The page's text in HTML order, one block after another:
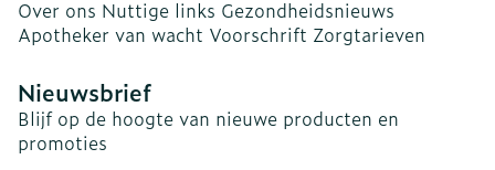
Over ons Nuttige links Gezondheidsnieuws
Apotheker van wacht Voorschrift Zorgtarieven
Nieuwsbrief
Blijf op de hoogte van nieuwe producten en
promoties